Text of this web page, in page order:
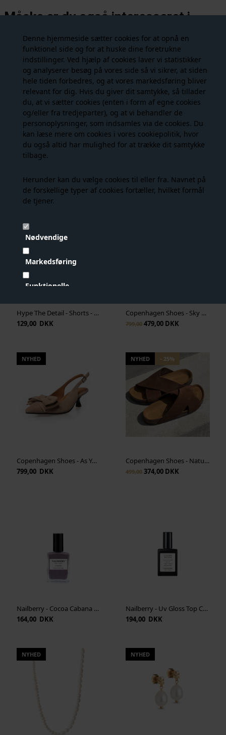
Denne hjemmeside sætter cookies for at opnå en
funktionel side og for at huske dine foretrukne
indstillinger. Ved hjælp af cookies laver vi statistikker
og analyserer besøg på vores side så vi sikrer, at siden
hele tiden forbedres, og at vores markedsføring bliver
relevant for dig. Hvis du giver dit samtykke, så tillader
du, at vi sætter cookies (enten i form af egne cookies
og/eller fra tredjeparter), og at vi behandler de
personoplysninger, som indsamles via de cookies. Du
kan læse mere om cookies i vores cookiepolitik, hvor
du også altid har mulighed for at trække dit samtykke
tilbage.
Herunder kan du vælge cookies til eller fra. Navnet på
de forskellige typer af cookies fortæller, hvilket formål
de tjener.
Nødvendige
Markedsføring
Funktionelle
Statistiske
Vis cookie detaljer
Måske er du også interesseret i
- 50%
699,00 349,00 DKK
NYHED
149,00 DKK
Hype The Detail - Shorts - Beige
129,00 DKK
Copenhagen Shoes - Sky And Diamonds Suede - Dark Brown
799,00 479,00 DKK
NYHED
Copenhagen Shoes - As You See S - Beige
799,00 DKK
NYHED - 25%
Copenhagen Shoes - Nature Steps - Dark Brown
499,00 374,00 DKK
Nailberry - Cocoa Cabana 15 ml - Oxygenated Creamy Light Taupe
164,00 DKK
Nailberry - Uv Gloss Top Coat 15 ml - Transparent
194,00 DKK
NYHED NYHED